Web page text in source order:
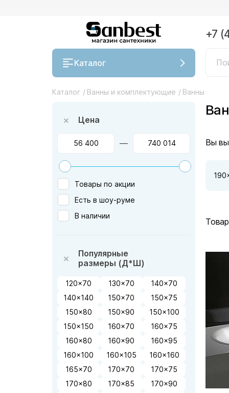
Каталог
+7
Каталог / Ванны и комплектующие / Ванны
Цена
—
Товары по акции
Есть в шоу-руме
В наличии
Популярные
размеры (Д*Ш)
120x70 130x70
140x70
140x140
150x70
150x75
150x80
150x90
150x100
150x150
160x70
160x75
160x80
160x90
160x95
160x100
160x105
160x160
165x70
170x70
170x75
170x80
170x85
170x90
Вы